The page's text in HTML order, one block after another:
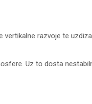
vertikalne razvoje te
Uz to dosta